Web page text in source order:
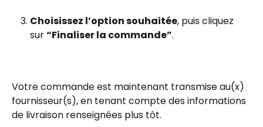
Choisissez l’option souhaitée, puis cliquez
sur “Finaliser la commande”.
Votre commande est maintenant transmise au(x)
fournisseur(s), en tenant compte des informations
de livraison renseignées plus tôt.